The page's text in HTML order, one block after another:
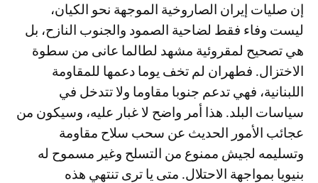
إن صليات إيران الصاروخية الموجهة نحو الكيان،
ليست وفاء فقط لضاحية الصمود والجنوب النازح، بل
هي تصحيح لمقروئية مشهد لطالما عانى من سطوة
الاختزال. فطهران لم تخف يوما دعمها للمقاومة
اللبنانية، فهي تدعم جنوبا مقاوما ولا تتدخل في
سياسات البلد. هذا أمر واضح لا غبار عليه، وسيكون من
عجائب الأمور الحديث عن سحب سلاح مقاومة
وتسليمه لجيش ممنوع من التسلح وغير مسموح له
بنيويا بمواجهة الاحتلال. متى يا ترى تنتهي هذه